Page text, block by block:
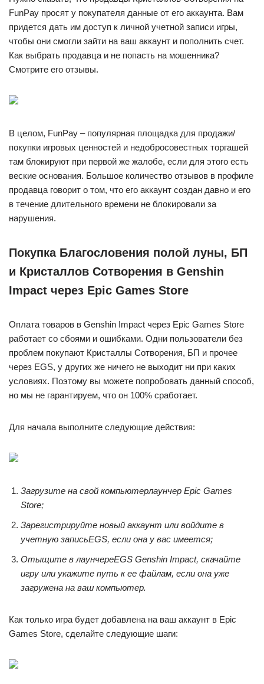
FunPay просят у покупателя данные от его аккаунта. Вам
придется дать им доступ к личной учетной записи игры,
чтобы они смогли зайти на ваш аккаунт и пополнить счет.
Как выбрать продавца и не попасть на мошенника?
Смотрите его отзывы.
В целом, FunPay – популярная площадка для продажи/
покупки игровых ценностей и недобросовестных торгашей
там блокируют при первой же жалобе, если для этого есть
веские основания. Большое количество отзывов в профиле
продавца говорит о том, что его аккаунт создан давно и его
в течение длительного времени не блокировали за
нарушения.
Покупка Благословения полой луны, БП
и Кристаллов Сотворения в Genshin
Impact через Epic Games Store
Оплата товаров в Genshin Impact через Epic Games Store
работает со сбоями и ошибками. Одни пользователи без
проблем покупают Кристаллы Сотворения, БП и прочее
через EGS, у других же ничего не выходит ни при каких
условиях. Поэтому вы можете попробовать данный способ,
но мы не гарантируем, что он 100% сработает.
Для начала выполните следующие действия:
Загрузите на свой компьютерлаунчер Epic Games
Store;
Зарегистрируйте новый аккаунт или войдите в
учетную записьEGS, если она у вас имеется;
Отыщите в лаунчереEGS Genshin Impact, скачайте
игру или укажите путь к ее файлам, если она уже
загружена на ваш компьютер.
Как только игра будет добавлена на ваш аккаунт в Epic
Games Store, сделайте следующие шаги: